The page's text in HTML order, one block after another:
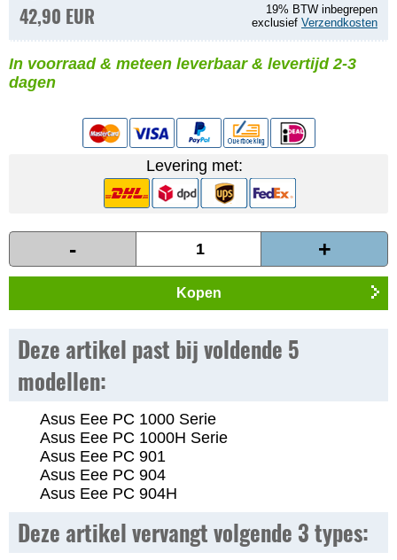
42,90 EUR
19% BTW inbegrepen
exclusief Verzendkosten
In voorraad & meteen leverbaar & levertijd 2-3
dagen
Levering met:
- +
Kopen
Deze artikel past bij voldende 5
modellen:
Asus Eee PC 1000 Serie
Asus Eee PC 1000H Serie
Asus Eee PC 901
Asus Eee PC 904
Asus Eee PC 904H
Deze artikel vervangt volgende 3 types: